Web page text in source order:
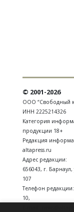
© 2001-2026
ООО “Свободный
ИНН 2225214326
Категория
продукции 18+
Редакция
altapress.ru
Адрес редакции:
656043, г. Барнаул,
107
Телефон редакции:
10,